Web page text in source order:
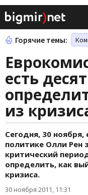
Горячие темы:
есть
из
Сегодня, 30
политике Олли Рен
критический
определить, как
кризиса.
30 ноября 2011, 11:31